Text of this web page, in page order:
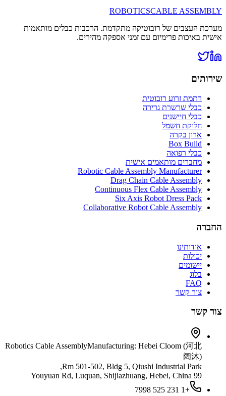
ROBOTICSCABLE ASSEMBLY
מערכת העצבים של רובוטיקה מתקדמת. הרכבות כבלים מותאמות
אישית באיכות פרימיום עם זמני אספקה מהירים.
שירותים
רתמת זרוע רובוטית
כבלי שרשרת גרירה
כבלי חיישנים
חלוקת חשמל
ארון בקרה
Box Build
כבלי רפואה
מחברים מותאמים אישית
Robotic Cable Assembly Manufacturer
Drag Chain Cable Assembly
Continuous Flex Cable Assembly
Six Axis Robot Dress Pack
Collaborative Robot Cable Assembly
החברה
אודותינו
יכולות
יישומים
בלוג
FAQ
צור קשר
צור קשר
Robotics Cable AssemblyManufacturing: Hebei Cloom (河北
阔沐)
Rm 501-502, Bldg 5, Qiushi Industrial Park,
99 Youyuan Rd, Luquan, Shijiazhuang, Hebei, China
+1 231 525 7998